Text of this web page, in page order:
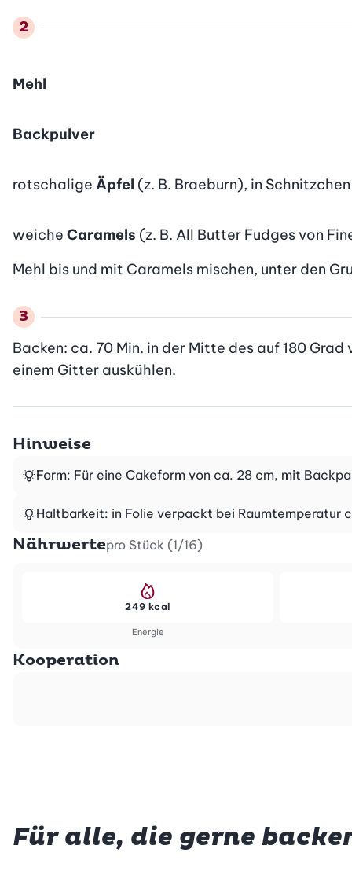
Mehl
Backpulver
rotschalige Äpfel (z. B. Braeburn), in Schnitzchen
weiche Caramels (z. B. All Butter Fudges von
Mehl bis und mit Caramels mischen, unter den
Backen: ca. 70 Min. in der Mitte des auf 180
einem Gitter auskühlen.
Hinweise
Form: Für eine Cakeform von ca. 28 cm, mit
Haltbarkeit: in Folie verpackt bei Raumtemperatur
Nährwertepro Stück (1/16)
Energie
249 kcal
Kooperation
Für alle, die gerne